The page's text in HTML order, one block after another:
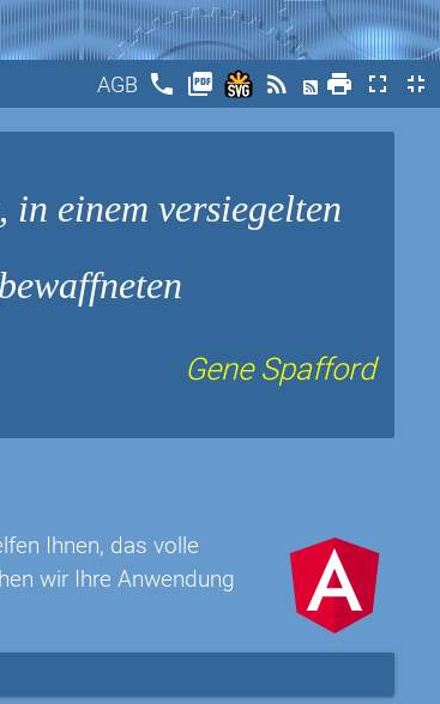
AGB phone picture_as_pdf rss_feed print fullscreen fullscreen_exit
in einem versiegelten
Gene Spafford
Ihnen, das volle
wir Ihre Anwendung